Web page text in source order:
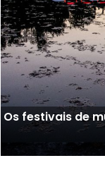
Os festivais de